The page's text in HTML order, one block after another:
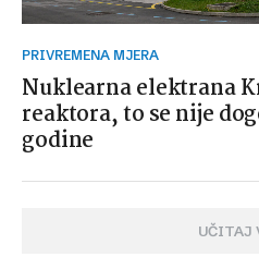
PRIVREMENA MJERA
Nuklearna elektrana
reaktora, to se nije
godine
UČITAJ